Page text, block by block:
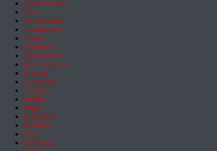
Wochenmarkt
Geld
Wochenende
Gesellschaft
Arbeit
Feuilleton
Wissenschaft
Pol. Feuilleton
Bildung
Gesundheit
Campus
Familie
Digital
Entdecken
Mobilität
Sinn
Hamburg